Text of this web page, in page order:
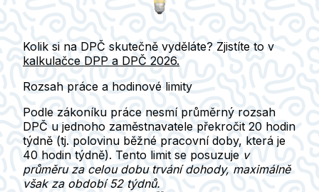
Kolik si na DPČ skutečně vyděláte? Zjistíte to v
kalkulačce DPP a DPČ 2026.
Rozsah práce a hodinové limity
Podle zákoníku práce nesmí průměrný rozsah
DPČ u jednoho zaměstnavatele překročit 20 hodin
týdně (tj. polovinu běžné pracovní doby, která je
40 hodin týdně). Tento limit se posuzuje v
průměru za celou dobu trvání dohody, maximálně
však za období 52 týdnů.